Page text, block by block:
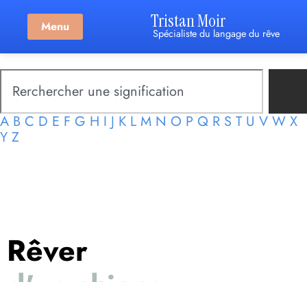
Menu Tristan Moir
Spécialiste du langage du rêve
A B C D E F G H I J K L M N O P Q R S T U V W X
Y Z
Rêver